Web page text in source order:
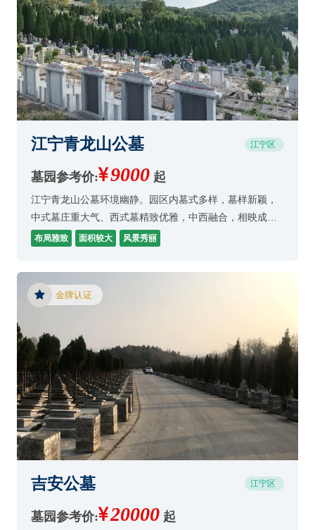
江宁青龙山公墓 江宁区
墓园参考价: 9000 起
江宁青龙山公墓环境幽静。园区内墓式多样，墓样新颖，
中式墓庄重大气、西式墓精致优雅，中西融合，相映成
趣。公墓注重墓区的多样性和个性化服务。
布局雅致 面积较大 风景秀丽
金牌认证
吉安公墓 江宁区
墓园参考价: 20000 起